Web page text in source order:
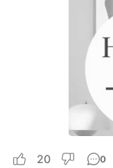
20 0